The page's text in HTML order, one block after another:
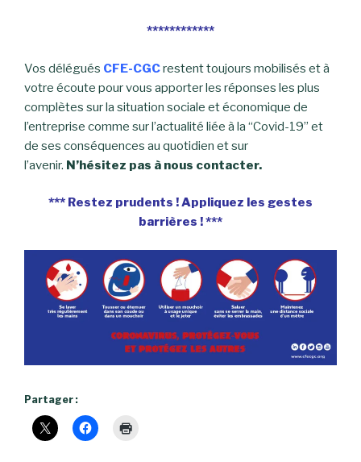
************
Vos délégués CFE-CGCrestent toujours mobilisés et à
votre écoute pour vous apporter les réponses les plus
complètes sur la situation sociale et économique de
l’entreprise comme sur l’actualité liée à la “Covid-19” et
de ses conséquences au quotidien et sur
l’avenir. N’hésitez pas à nous contacter.
*** Restez prudents ! Appliquez les gestes
barrières ! ***
Partager :